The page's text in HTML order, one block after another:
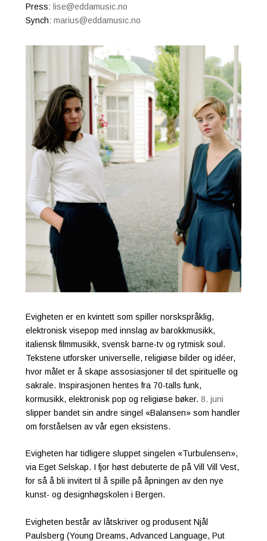
Press: lise@eddamusic.no
Synch: marius@eddamusic.no
Evigheten er en kvintett som spiller norskspråklig,
elektronisk visepop med innslag av barokkmusikk,
italiensk filmmusikk, svensk barne-tv og rytmisk soul.
Tekstene utforsker universelle, religiøse bilder og idéer,
hvor målet er å skape assosiasjoner til det spirituelle og
sakrale. Inspirasjonen hentes fra 70-talls funk,
kormusikk, elektronisk pop og religiøse bøker. 8. juni
slipper bandet sin andre singel «Balansen» som handler
om forståelsen av vår egen eksistens.
Evigheten har tidligere sluppet singelen «Turbulensen»,
via Eget Selskap. I fjor høst debuterte de på Vill Vill Vest,
for så å bli invitert til å spille på åpningen av den nye
kunst- og designhøgskolen i Bergen.
Evigheten består av låtskriver og produsent Njål
Paulsberg (Young Dreams, Advanced Language, Put